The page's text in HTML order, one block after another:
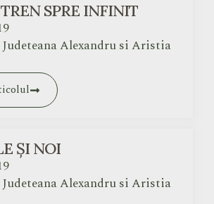
SPRE INFINIT
Alexandru si Aristia
ȘI NOI
Alexandru si Aristia